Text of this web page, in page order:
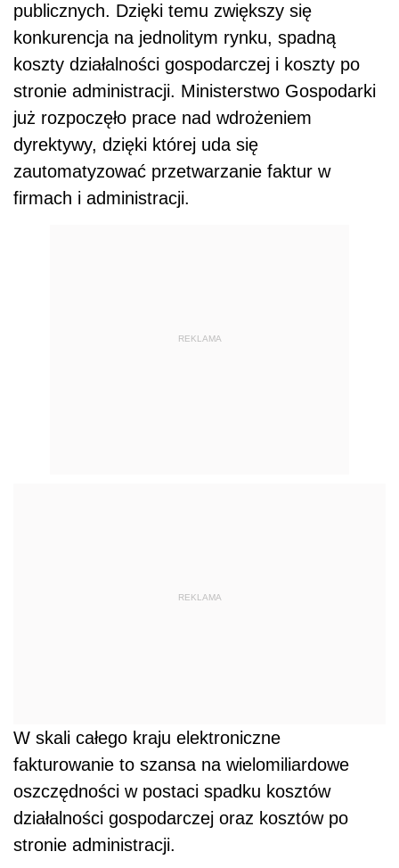
publicznych. Dzięki temu zwiększy się
konkurencja na jednolitym rynku, spadną
koszty działalności gospodarczej i koszty po
stronie administracji. Ministerstwo Gospodarki
już rozpoczęło prace nad wdrożeniem
dyrektywy, dzięki której uda się
zautomatyzować przetwarzanie faktur w
firmach i administracji.
REKLAMA
REKLAMA
W skali całego kraju elektroniczne
fakturowanie to szansa na wielomiliardowe
oszczędności w postaci spadku kosztów
działalności gospodarczej oraz kosztów po
stronie administracji.